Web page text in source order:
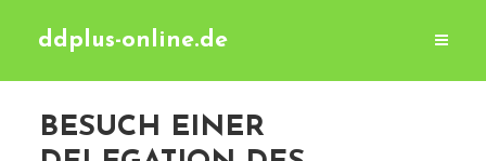
ddplus-online.de
BESUCH EINER